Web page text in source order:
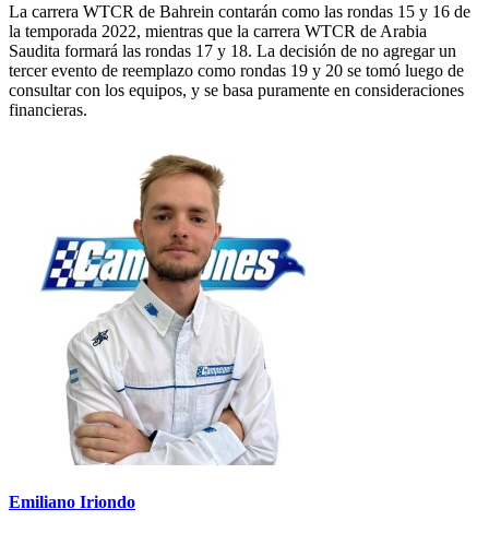
La carrera WTCR de Bahrein contarán como las rondas 15 y 16 de
la temporada 2022, mientras que la carrera WTCR de Arabia
Saudita formará las rondas 17 y 18. La decisión de no agregar un
tercer evento de reemplazo como rondas 19 y 20 se tomó luego de
consultar con los equipos, y se basa puramente en consideraciones
financieras.
Emiliano Iriondo